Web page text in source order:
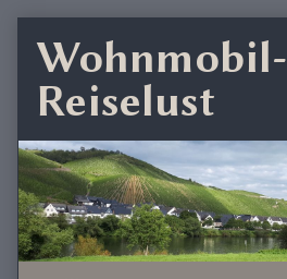
content
Wohnmobil-
Reiselust